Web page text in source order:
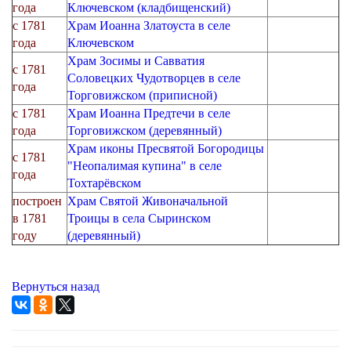
года
Ключевском (кладбищенский)
с 1781
года
Храм Иоанна Златоуста в селе
Ключевском
с 1781
года
Храм Зосимы и Савватия
Соловецких Чудотворцев в селе
Торговижском (приписной)
с 1781
года
Храм Иоанна Предтечи в селе
Торговижском (деревянный)
с 1781
года
Храм иконы Пресвятой Богородицы
"Неопалимая купина" в селе
Тохтарёвском
построен
в 1781
году
Храм Святой Живоначальной
Троицы в села Сыринском
(деревянный)
Вернуться назад